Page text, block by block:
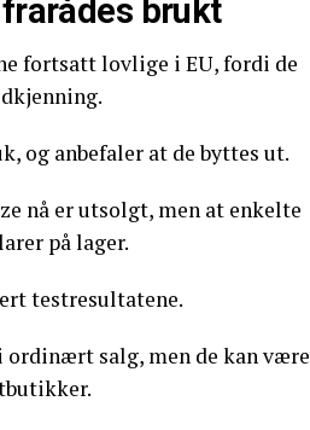
brukt
fortsatt lovlige i EU, fordi de
og anbefaler at de byttes ut.
nå er utsolgt, men at enkelte
på lager.
testresultatene.
salg, men de kan være